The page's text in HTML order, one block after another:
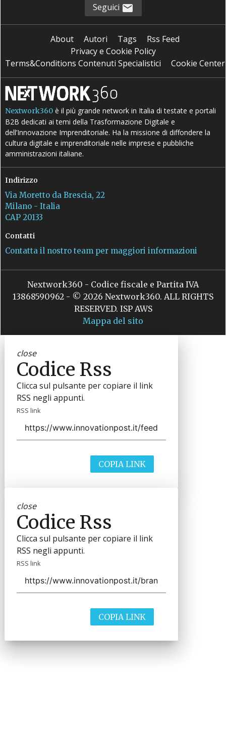
Seguici
About Autori Tags
Rss Feed
Privacy e Cookie Policy
Terms&Conditions Contenuti Specialistici
Cookie Center
Nextwork360 è il più grande network in Italia di testate e portali
B2B dedicati ai temi della Trasformazione Digitale e
dell’Innovazione Imprenditoriale. Ha la missione di diffondere la
cultura digitale e imprenditoriale nelle imprese e pubbliche
amministrazioni italiane.
Indirizzo
Via Moretto da Brescia, 22
Milano - Italia
CAP 20133
Contatti
Contatta il nostro team per maggiori informazioni
Nextwork360 - Codice fiscale e Partita IVA
13868590962 - © 2026 Nextwork360. ALL RIGHTS
RESERVED. ISP AWS
Mappa del sito
close
Codice Rss
Clicca sul pulsante per copiare il link
RSS negli appunti.
RSS link
COPIA LINK
close
Codice Rss
Clicca sul pulsante per copiare il link
RSS negli appunti.
RSS link
COPIA LINK